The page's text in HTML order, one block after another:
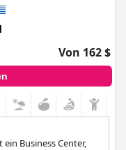
Von 162 $
ein Business Center,